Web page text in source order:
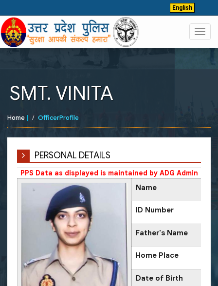
English
SMT. VINITA
Home | OfficerProfile
PERSONAL DETAILS
PPS Data as displayed is maintained by ADG Admin
Name
ID Number
Father's Name
Home Place
Date of Birth